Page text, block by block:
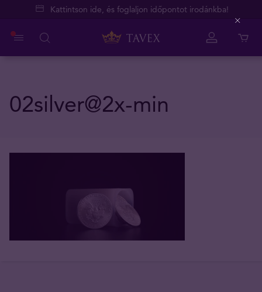
Kattintson ide, és foglaljon időpontot irodánkba!
02silver@2x-min
Close